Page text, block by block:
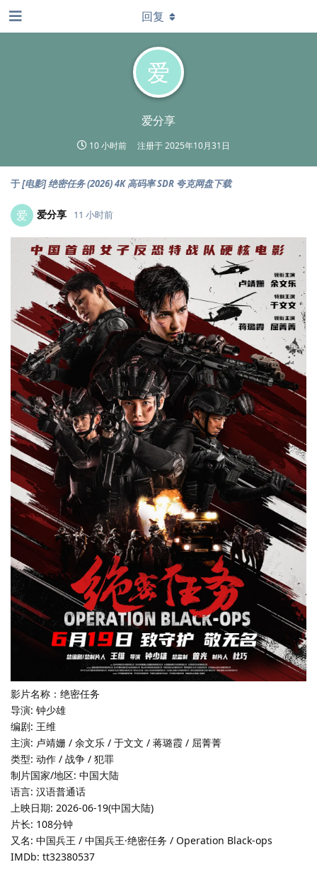
爱
爱分享
10 小时前 注册于2025年10月31日
回复
于[电影] 绝密任务 (2026) 4K 高码率 SDR 夸克网盘下载
爱 爱分享 11 小时前
影片名称：绝密任务
导演: 钟少雄
编剧: 王维
主演: 卢靖姗 / 余文乐 / 于文文 / 蒋璐霞 / 屈菁菁
类型: 动作 / 战争 / 犯罪
制片国家/地区: 中国大陆
语言: 汉语普通话
上映日期: 2026-06-19(中国大陆)
片长: 108分钟
又名: 中国兵王 / 中国兵王·绝密任务 / Operation Black-ops
IMDb: tt32380537